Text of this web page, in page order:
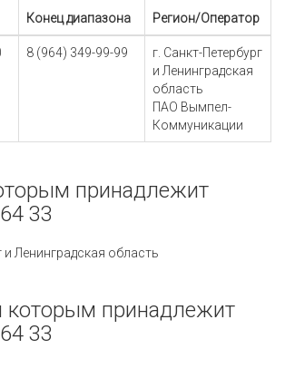
Конец диапазона Регион/Оператор
8 (964) 349-99-99
г. Санкт-Петербург
и Ленинградская
область
ПАО Вымпел-
Коммуникации
принадлежит
33
и Ленинградская область
которым принадлежит
33